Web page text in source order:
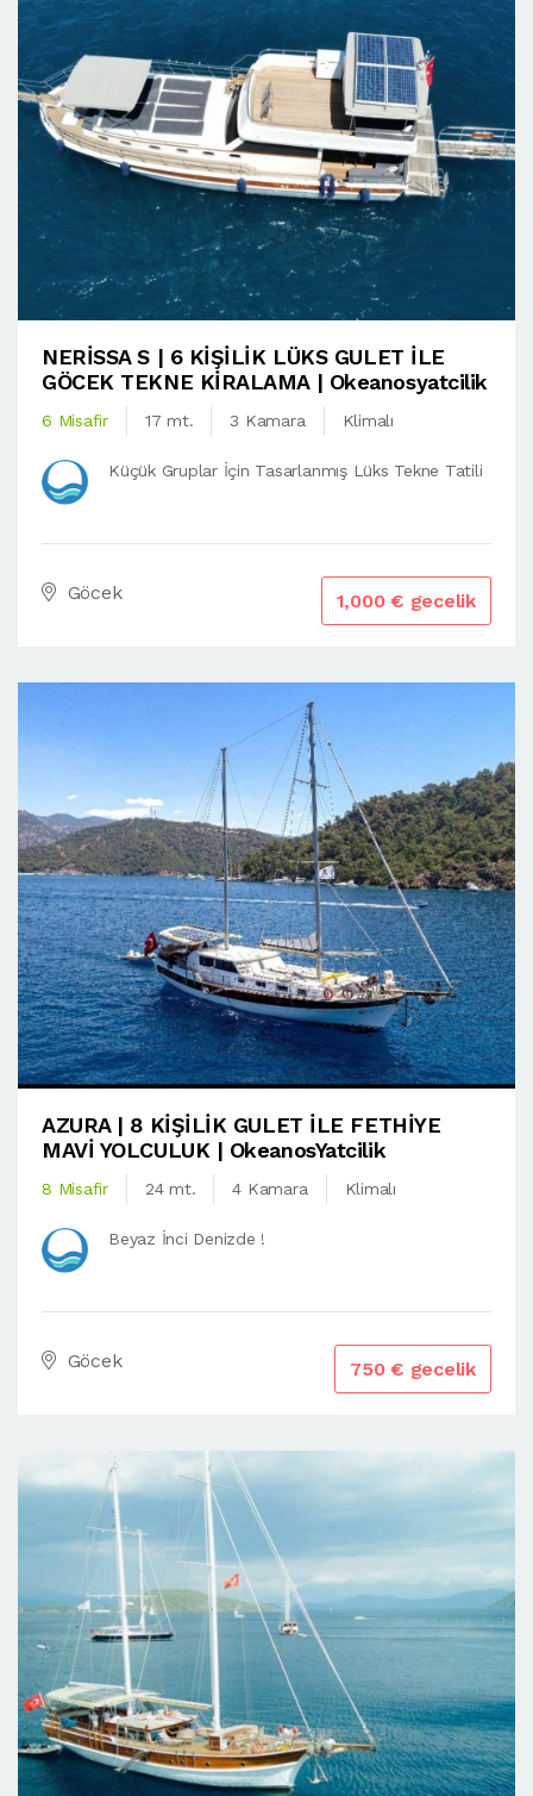
NERİSSA S | 6 KİŞİLİK LÜKS GULET İLE
GÖCEK TEKNE KİRALAMA | Okeanosyatcilik
6 Misafir 17 mt. 3 Kamara Klimalı
Küçük Gruplar İçin Tasarlanmış Lüks Tekne Tatili
Göcek 1,000 € gecelik
AZURA | 8 KİŞİLİK GULET İLE FETHİYE
MAVİ YOLCULUK | OkeanosYatcilik
8 Misafir 24 mt. 4 Kamara Klimalı
Beyaz İnci Denizde !
Göcek 750 € gecelik